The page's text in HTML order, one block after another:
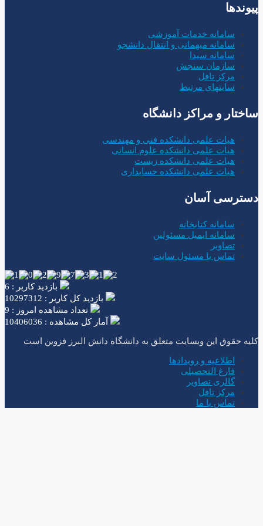
سامانه خدمات آموزشی
سامانه میهمانی و انتقال دانشجو
سامانه سیدا
سازمان سنجش
مرکز تافل
سایتهای مرتبط
و مراکز دانشگاه
هیات علمی دانشکده فنی و مهندسی
هیات علمی دانشکده علوم انسانی
هیات علمی دانشکده زیست
هیات علمی دانشکده حسابداری
آسان
سامانه کتابخانه
سامانه ایمیل مسئولین
تصاویر
تماس با مسئول سایت
بازدید کاربر : 6
بازدید کل کاربر : 10297312
تعداد مشاهده امروز : 9
آمار کل مشاهده : 10406036
حقوق این وبسایت متعلق به دانشگاه دانش البرز قزوین است
اطلاعیه و رویدادها
فارغ التحصیلی
گالری تصاویر
مرکز تافل
تماس با ما